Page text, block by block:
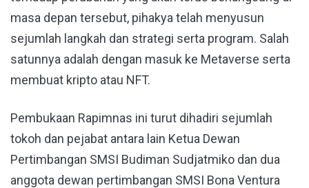
masa depan tersebut, pihakya telah menyusun
sejumlah langkah dan strategi serta program. Salah
satunnya adalah dengan masuk ke Metaverse serta
membuat kripto atau NFT.
Pembukaan Rapimnas ini turut dihadiri sejumlah
tokoh dan pejabat antara lain Ketua Dewan
Pertimbangan SMSI Budiman Sudjatmiko dan dua
anggota dewan pertimbangan SMSI Bona Ventura